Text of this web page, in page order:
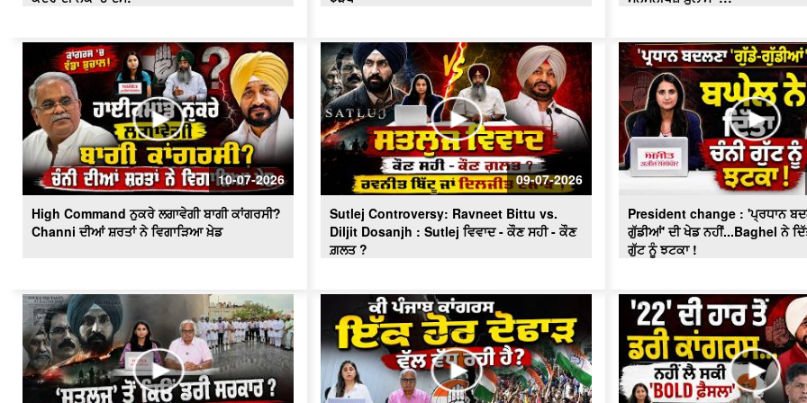
10-07-2026
High Command ਨੁਕਰੇ ਲਗਾਵੇਗੀ ਬਾਗੀ ਕਾਂਗਰਸੀ?
Channi ਦੀਆਂ ਸ਼ਰਤਾਂ ਨੇ ਵਿਗਾੜਿਆ ਖ਼ੇਡ
09-07-2026
Sutlej Controversy: Ravneet Bittu vs.
Diljit Dosanjh : Sutlej ਵਿਵਾਦ - ਕੌਣ ਸਹੀ - ਕੌਣ
ਗ਼ਲਤ ?
President change : 'ਪ੍ਰਧਾਨ
ਗੁੱਡੀਆਂ' ਦੀ ਖੇਡ ਨਹੀਂ...Baghel ਨੇ
ਗੁੱਟ ਨੂੰ ਝਟਕਾ !